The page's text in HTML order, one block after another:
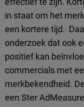
in staat om het
een kortere tijd.
onderzoek dat ook
positief kan
commercials met
merkbekendheid.
een Ster